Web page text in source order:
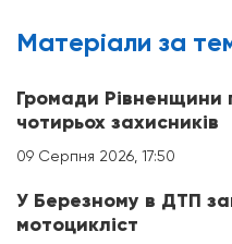
Матерiали за
Громади Рівненщини
чотирьох захисників
09 Серпня 2026, 17:50
У Березному в ДТП
мотоцикліст